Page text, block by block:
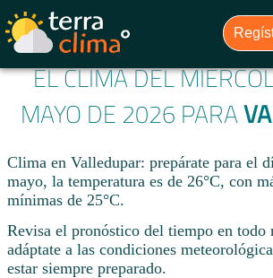
EL CLIMA DEL
MAYO DE 2026 PARA
Clima en Valledupar: prepárate para el
mayo, la temperatura es de 26°C, con
mínimas de 25°C.
Revisa el pronóstico del tiempo en todo
adáptate a las condiciones
estar siempre preparado.​